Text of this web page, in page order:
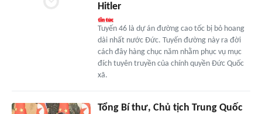
Hitler
Tuyến 46 là dự án đường cao tốc bị bỏ hoang
dài nhất nước Đức. Tuyến đường này ra đời
cách đây hàng chục năm nhằm phục vụ mục
đích tuyên truyền của chính quyền Đức Quốc
xã.
Tổng Bí thư, Chủ tịch Trung Quốc